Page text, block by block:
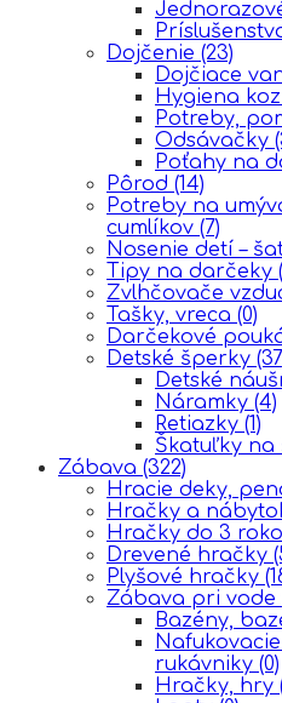
Dojčenie (23)
Dojčiace
Hygiena
Potreby,
Odsávačky
Poťahy na
Pôrod (14)
Potreby na
cumlíkov (7)
Nosenie detí –
Tipy na darčeky
Zvlhčovače
Tašky, vreca (0)
Darčekové
Detské šperky
Detské
Náramky (4)
Retiazky (1)
Škatuľky na
Zábava (322)
Hracie deky,
Hračky a
Hračky do 3
Drevené hračky
Plyšové hračky
Zábava pri vode
Bazény,
rukávniky (0)
Hračky, hry